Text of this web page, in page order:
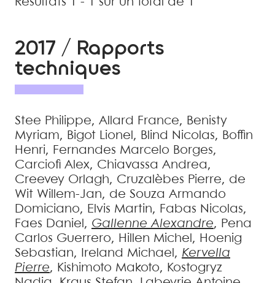
2017 / Rapports
techniques
Stee Philippe, Allard France, Benisty
Myriam, Bigot Lionel , Blind Nicolas, Boffin
Henri, Fernandes Marcelo Borges,
Carciofi Alex, Chiavassa Andrea,
Creevey Orlagh, Cruzalèbes Pierre, de
Wit Willem-Jan, de Souza Armando
Domiciano, Elvis Martin, Fabas Nicolas,
Faes Daniel , Gallenne Alexandre, Pena
Carlos Guerrero, Hillen Michel , Hoenig
Sebastian, Ireland Michael , Kervella
Pierre, Kishimoto Makoto, Kostogryz